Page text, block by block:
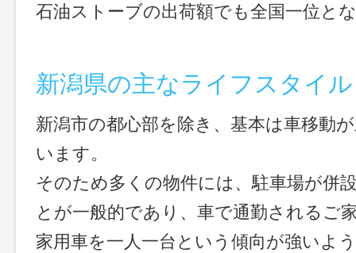
石油ストーブの出荷額でも全国一位と
新潟県の主なライフスタイル
新潟市の都心部を除き、基本は車移動
います。
そのため多くの物件には、駐車場が併
とが一般的であり、車で通勤されるご
家用車を一人一台という傾向が強いよ